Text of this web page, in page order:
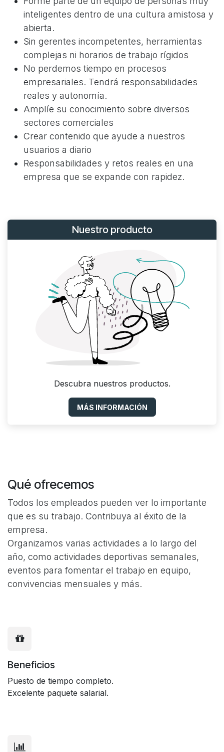
inteligentes dentro de una cultura amistosa y
abierta.
Sin gerentes incompetentes, herramientas
complejas ni horarios de trabajo rígidos
No perdemos tiempo en procesos
empresariales. Tendrá responsabilidades
reales y autonomía.
Amplíe su conocimiento sobre diversos
sectores comerciales
Crear contenido que ayude a nuestros
usuarios a diario
Responsabilidades y retos reales en una
empresa que se expande con rapidez.
Nuestro producto
Descubra nuestros productos.
MÁS INFORMACIÓN
Qué ofrecemos
Todos los empleados pueden ver lo importante
que es su trabajo. Contribuya al éxito de la
empresa.
Organizamos varias actividades a lo largo del
año, como actividades deportivas semanales,
eventos para fomentar el trabajo en equipo,
convivencias mensuales y más.
Beneficios
Puesto de tiempo completo.
Excelente paquete salarial.